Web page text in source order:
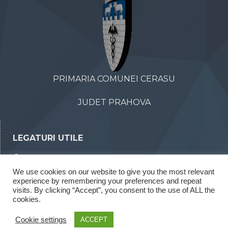
PRIMARIA COMUNEI CERASU
JUDET PRAHOVA
LEGATURI UTILE
Declaratii de interese
Rapoarte legea 52/2003
We use cookies on our website to give you the most relevant
experience by remembering your preferences and repeat
visits. By clicking “Accept”, you consent to the use of ALL the
cookies.
Cookie settings ACCEPT